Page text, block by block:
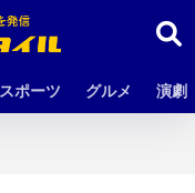
スポーツ グルメ 演劇